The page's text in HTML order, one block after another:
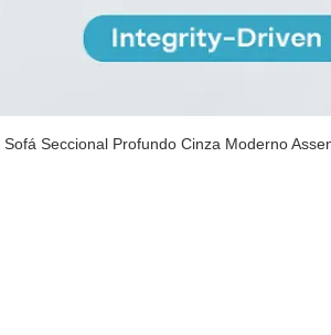
Sofá Seccional Profundo Cinza Moderno